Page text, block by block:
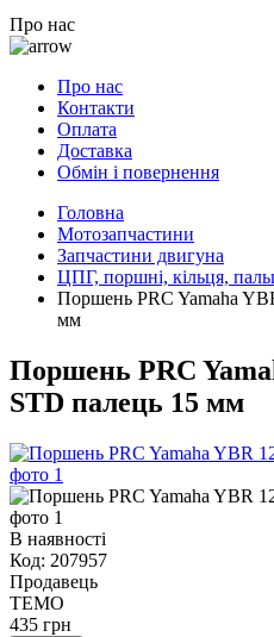
Про нас
Про нас
Контакти
Оплата
Доставка
Обмін і повернення
Головна
Мотозапчастини
Запчастини двигуна
ЦПГ, поршні, кільця,
Поршень PRC Yamaha
мм
Поршень PRC
STD палець 15 мм
В наявності
Код: 207957
Продавець
TEMO
435 грн